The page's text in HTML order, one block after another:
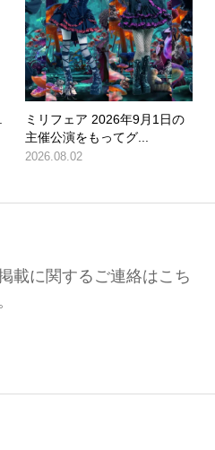
ミリフェア 2026年9月1日の
主催公演をもってグ...
2026.08.02
載に関するご連絡はこち